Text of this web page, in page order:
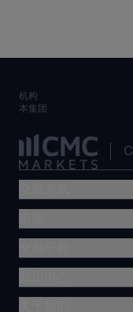
机构
本集团
交易成本
商品